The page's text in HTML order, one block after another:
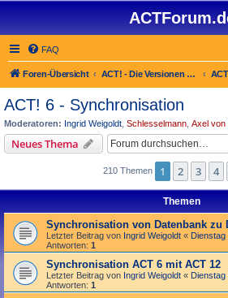
FAQ
Foren-Übersicht ACT! - Die Versionen 2.x bis 6.x (auch ACT! 2000)
ACT! 6 - Synchro­nisation
Moderatoren: Ingrid Weigoldt Schlesselmann Axel von
Neues Thema
210 Themen 1 2 3 4
Themen
Synchronisation von Datenbank zu
Letzter Beitrag von Ingrid Weigoldt « Dienstag
Antworten: 1
Synchronisation ACT 6 mit ACT 12
Letzter Beitrag von Ingrid Weigoldt « Dienstag
Antworten: 1